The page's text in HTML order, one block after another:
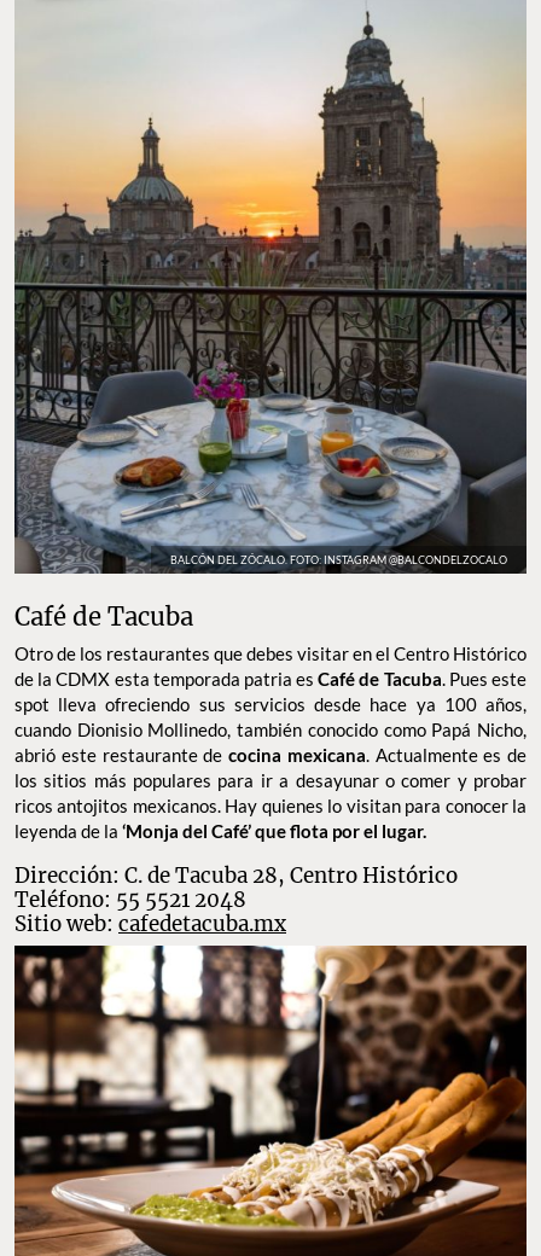
BALCÓN DEL ZÓCALO. FOTO: INSTAGRAM @BALCONDELZOCALO
Café de Tacuba
Otro de los restaurantes que debes visitar en el Centro Histórico
de la CDMX esta temporada patria es Café de Tacuba. Pues este
spot lleva ofreciendo sus servicios desde hace ya 100 años,
cuando Dionisio Mollinedo, también conocido como Papá Nicho,
abrió este restaurante de cocina mexicana. Actualmente es de
los sitios más populares para ir a desayunar o comer y probar
ricos antojitos mexicanos. Hay quienes lo visitan para conocer la
leyenda de la ‘Monja del Café’ que flota por el lugar.
Dirección: C. de Tacuba 28, Centro Histórico
Teléfono: 55 5521 2048
Sitio web: cafedetacuba.mx